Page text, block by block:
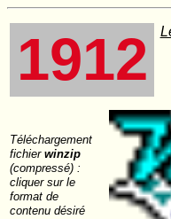
1912
Téléchargement
fichier winzip
(compressé) :
cliquer sur le
format de
contenu désiré